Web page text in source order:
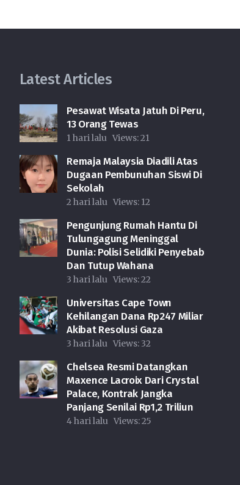
Latest Articles
Pesawat Wisata Jatuh Di Peru,
13 Orang Tewas
1 hari lalu Views:21
Remaja Malaysia Diadili Atas
Dugaan Pembunuhan Siswi Di
Sekolah
2 hari lalu Views: 12
Pengunjung Rumah Hantu Di
Tulungagung Meninggal
Dunia: Polisi Selidiki Penyebab
Dan Tutup Wahana
3 hari lalu Views:22
Universitas Cape Town
Kehilangan Dana Rp247 Miliar
Akibat Resolusi Gaza
3 hari lalu Views: 32
Chelsea Resmi Datangkan
Maxence Lacroix Dari Crystal
Palace, Kontrak Jangka
Panjang Senilai Rp1,2 Triliun
4 hari lalu Views:25